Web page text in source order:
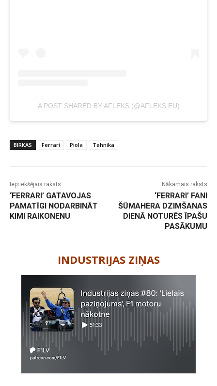
A POST SHARED BY AFLEKS (@AFLEKS.EU)
BIRKAS Ferrari Piola Tehnika
Iepriekšējais raksts
‘FERRARI’ GATAVOJAS
PAMATĪGI NODARBINĀT
KIMI RAIKONENU
Nākamais raksts
‘FERRARI’ FANI
ŠŪMAHERA DZIMŠANAS
DIENĀ NOTURĒS ĪPAŠU
PASĀKUMU
INDUSTRIJAS ZIŅAS